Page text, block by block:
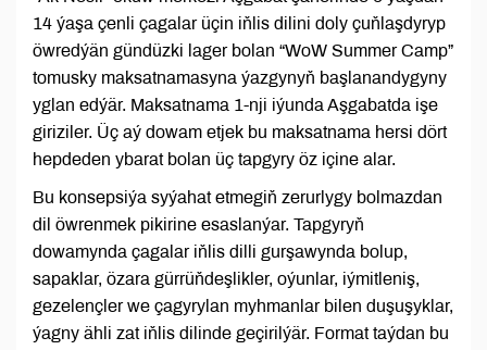
14 ýaşa çenli çagalar üçin iňlis dilini doly çuňlaşdyryp
öwredýän gündüzki lager bolan “WoW Summer Camp”
tomusky maksatnamasyna ýazgynyň başlanandygyny
yglan edýär. Maksatnama 1-nji iýunda Aşgabatda işe
giriziler. Üç aý dowam etjek bu maksatnama hersi dört
hepdeden ybarat bolan üç tapgyry öz içine alar.
Bu konsepsiýa syýahat etmegiň zerurlygy bolmazdan
dil öwrenmek pikirine esaslanýar. Tapgyryň
dowamynda çagalar iňlis dilli gurşawynda bolup,
sapaklar, özara gürrüňdeşlikler, oýunlar, iýmitleniş,
gezelençler we çagyrylan myhmanlar bilen duşuşyklar,
ýagny ähli zat iňlis dilinde geçirilýär. Format taýdan bu